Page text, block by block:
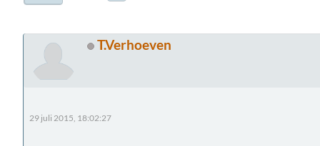
T.Verhoeven
29 juli 2015, 18:02:27